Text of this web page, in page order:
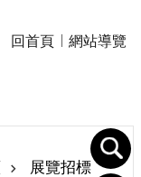
回首頁 網站導覽
展覽招標